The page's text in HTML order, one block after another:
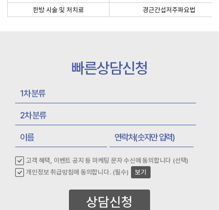
한방 시술 및 처치료
경근간섭저주파요법
빠른상담신청
고객 혜택, 이벤트 공지 등 마케팅 문자 수신에 동의합니다 (선택)
개인정보 취급방침에 동의합니다. (필수)
보기
상담신청